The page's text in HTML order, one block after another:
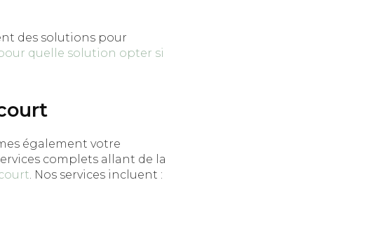
des solutions pour
quelle solution opter si
également votre
complets allant de la
. Nos services incluent :